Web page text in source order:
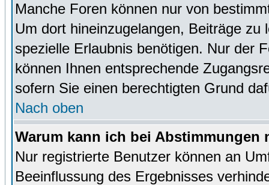
Manche Foren können nur von
Um dort hineinzugelangen, Beiträge
spezielle Erlaubnis benötigen. Nur der
können Ihnen entsprechende
sofern Sie einen berechtigten Grund
Nach oben
Warum kann ich bei Abstimmungen
Nur registrierte Benutzer können an
Beeinflussung des Ergebnisses